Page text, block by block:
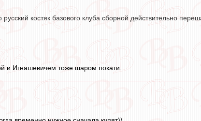
костяк базового клуба сборной действительно
и Игнашевичем тоже шаром покати.